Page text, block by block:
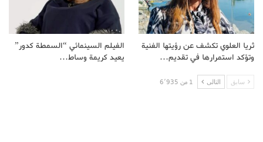
ثريا العلوي تكشف عن رؤيتها الفنية
وتؤكد استمرارها في تقديم…
الفيلم السينمائي “السمطة كدور”
يعيد كريمة وساط…
سابق التالى 1 من 6٬935